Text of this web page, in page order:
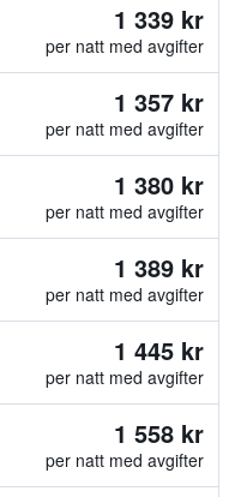
1 339 kr
per natt med avgifter
1 357 kr
per natt med avgifter
1 380 kr
per natt med avgifter
1 389 kr
per natt med avgifter
1 445 kr
per natt med avgifter
1 558 kr
per natt med avgifter